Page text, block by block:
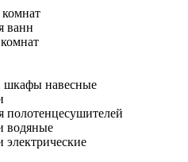
ванн
шкафы навесные
водяные